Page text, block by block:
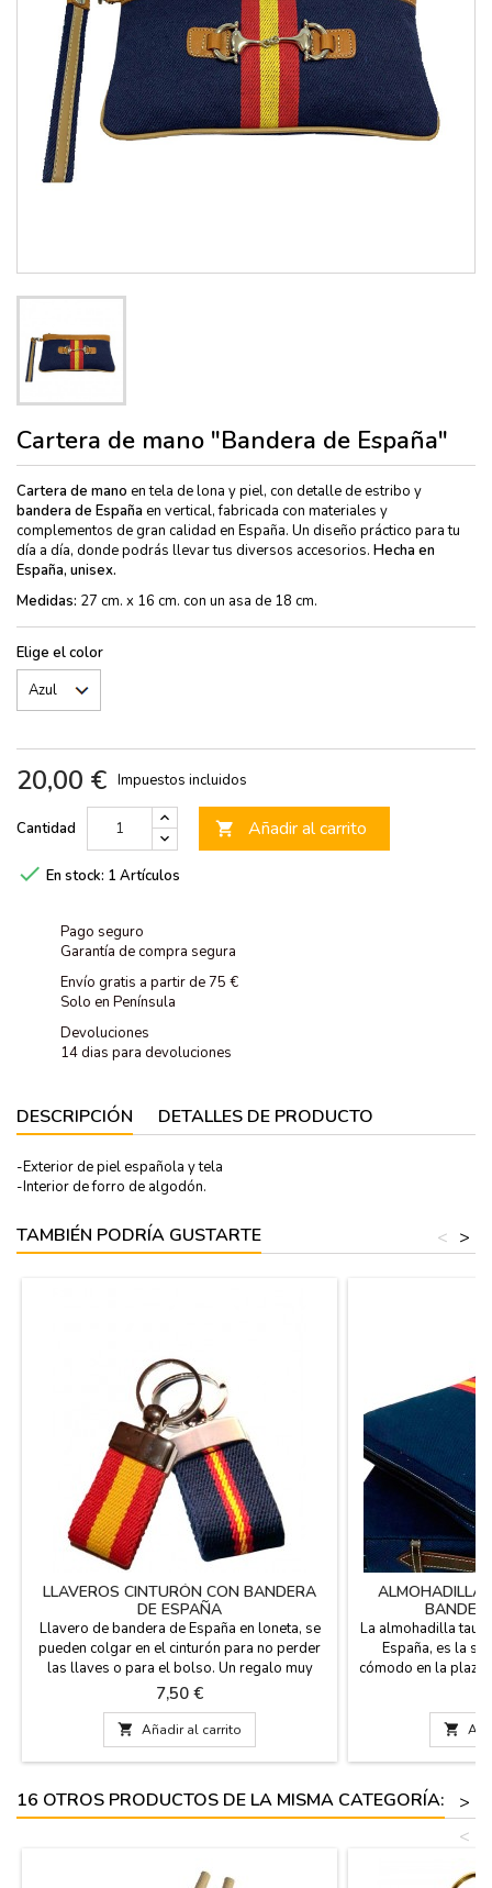
Cartera de mano "Bandera de España"
Cartera de mano en tela de lona y piel, con detalle de estribo y
bandera de España en vertical, fabricada con materiales y
complementos de gran calidad en España. Un diseño práctico para tu
día a día, donde podrás llevar tus diversos accesorios. Hecha en
España, unisex.
Medidas: 27 cm. x 16 cm. con un asa de 18 cm.
Elige el color
20,00 € Impuestos incluidos
Cantidad  Añadir al carrito
 En stock: 1 Artículos
Pago seguro
Garantía de compra segura
Envío gratis a partir de 75 €
Solo en Península
Devoluciones
14 dias para devoluciones
DESCRIPCIÓN DETALLES DE PRODUCTO
-Exterior de piel española y tela
-Interior de forro de algodón.
TAMBIÉN PODRÍA GUSTARTE >
<
LLAVEROS CINTURÓN CON BANDERA
DE ESPAÑA
Llavero de bandera de España en loneta, se
pueden colgar en el cinturón para no perder
las llaves o para el bolso. Un regalo muy
práctico y español y disponible en dos
colores. Fabricado en España. Medida: 7 cm x
3 cm
Precio
7,50 €
 Añadir al carrito
ALMOHADILLA
La almohadilla
España, es la
cómodo en la plaza
estribera, revés
cuero y
calidad en los
Lavable en agua

16 OTROS PRODUCTOS DE LA MISMA CATEGORÍA:
>
<